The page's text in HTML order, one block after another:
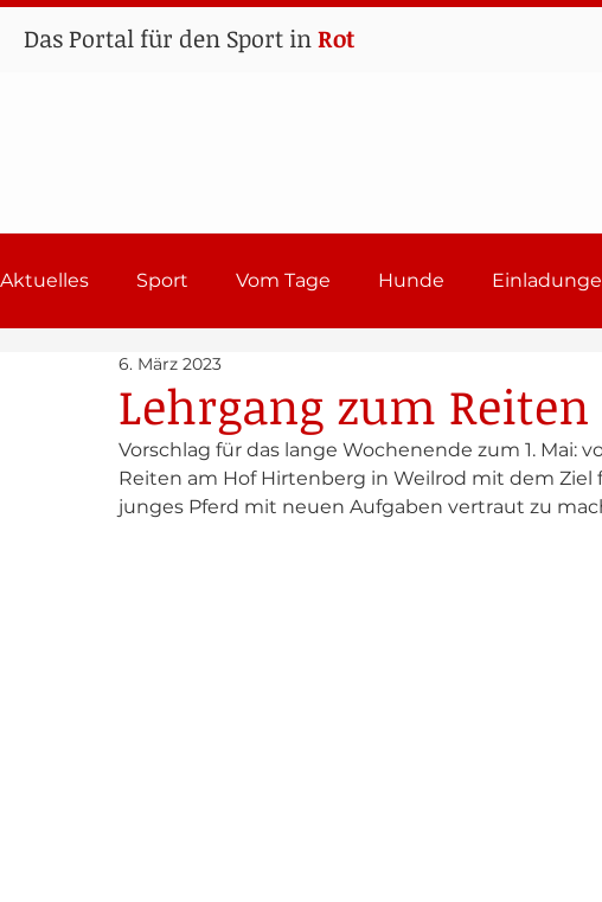
Das Portal für den Sport inRot
Aktuelles Sport Vom Tage Hunde
Lehrgänge Sport in Rot
Lehrgang zum
6. März 2023
Vorschlag für das lange Wochenende zum 1. Mai:
Reiten am Hof Hirtenberg in Weilrod mit dem
junges Pferd mit neuen Aufgaben vertraut zu